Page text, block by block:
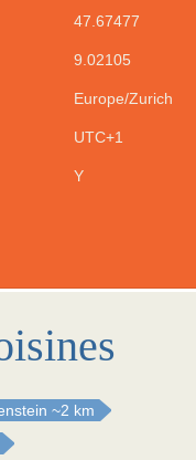
47.67477
9.02105
Europe/Zurich
UTC+1
Y
~2 km